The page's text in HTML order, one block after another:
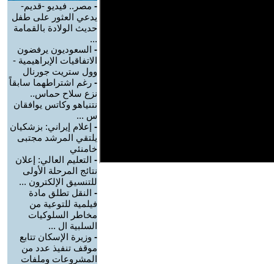
- مصر.. فيديو -قديم-
يدعي العثور على طفل
حديث الولادة بالقمامة
...
- السعوديون يرفضون
الاتفاقيات الإبراهيمية -
وول ستريت جورنال
- رغم اشتراطهما سابقاً
نزع سلاح حماس..
نتنياهو وكاتس يوافقان
س ...
- إعلام إيراني: بزشكيان
يلتقي المرشد مجتبى
خامنئي
- التعليم العالي: إعلان
نتائج المرحلة الأولى
للتنسيق الإلكترون ...
- النقل تطلق مادة
فيلمية للتوعية من
مخاطر السلوكيات
السلبية ال ...
- وزيرة الإسكان تتابع
موقف تنفيذ عدد من
المشروعات وملفات